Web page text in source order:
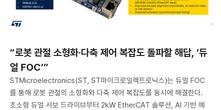
“로봇 관절 소형화·다축 제어 복잡도 돌파할 해답, ‘듀
얼 FOC’”
STMicroelectronics(ST, ST마이크로일렉트로닉스)는 듀얼 FOC
를 통해 로봇 관절의 소형화와 다축 제어 복잡도를 동시에 해결한다.
초소형 듀얼 서보 드라이브부터 2kW EtherCAT 솔루션, AI 기반 예